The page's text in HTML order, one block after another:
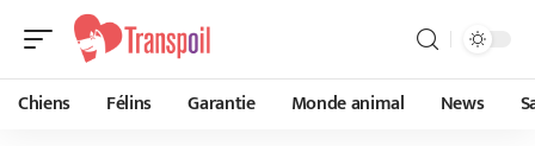
Chiens Félins Garantie Monde animal News